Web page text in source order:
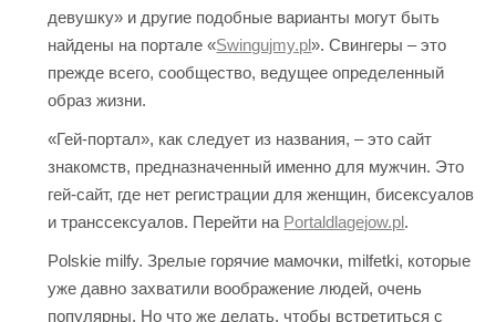
девушку» и другие подобные варианты могут быть
найдены на портале «Swingujmy.pl». Свингеры – это
прежде всего, сообщество, ведущее определенный
образ жизни.
«Гей-портал», как следует из названия, – это сайт
знакомств, предназначенный именно для мужчин. Это
гей-сайт, где нет регистрации для женщин, бисексуалов
и транссексуалов. Перейти на Portaldlagejow.pl.
Polskie milfy. Зрелые горячие мамочки, milfetki, которые
уже давно захватили воображение людей, очень
популярны. Но что же делать, чтобы встретиться с